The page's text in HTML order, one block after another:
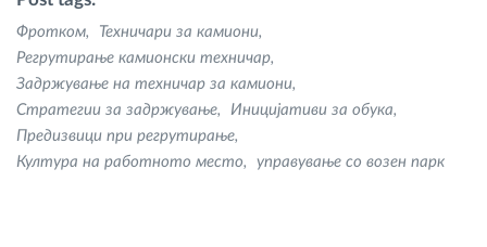
Фротком
Техничари за камиони
Регрутирање камионски техничар
Задржување на техничар за камиони
Стратегии за задржување
Иницијативи за обука
Предизвици при регрутирање
Култура на работното место
управување со возен парк